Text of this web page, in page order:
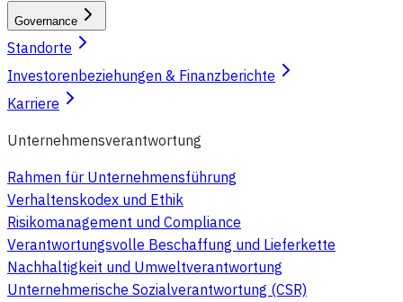
Governance
Standorte
Investorenbeziehungen & Finanzberichte
Karriere
Unternehmensverantwortung
Rahmen für Unternehmensführung
Verhaltenskodex und Ethik
Risikomanagement und Compliance
Verantwortungsvolle Beschaffung und Lieferkette
Nachhaltigkeit und Umweltverantwortung
Unternehmerische Sozialverantwortung (CSR)